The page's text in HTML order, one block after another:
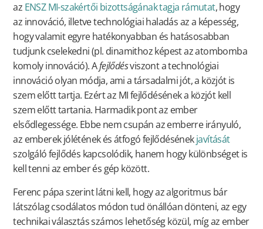
az ENSZ MI-szakértői bizottságának tagja rámutat, hogy
az innováció, illetve technológiai haladás az a képesség,
hogy valamit egyre hatékonyabban és hatásosabban
tudjunk cselekedni (pl. dinamithoz képest az atombomba
komoly innováció). Afejlődésviszont a technológiai
innováció olyan módja, ami a társadalmi jót, a közjót is
szem előtt tartja. Ezért az MI fejlődésének a közjót kell
szem előtt tartania. Harmadik pont az ember
elsődlegessége. Ebbe nem csupán az emberre irányuló,
az emberek jólétének és átfogó fejlődésénekjavítását
szolgáló fejlődés kapcsolódik, hanem hogy különbséget is
kell tenni az ember és gép között.
Ferenc pápa szerint látni kell, hogy az algoritmus bár
látszólag csodálatos módon tud önállóan dönteni, az egy
technikai választás számos lehetőség közül, míg az ember